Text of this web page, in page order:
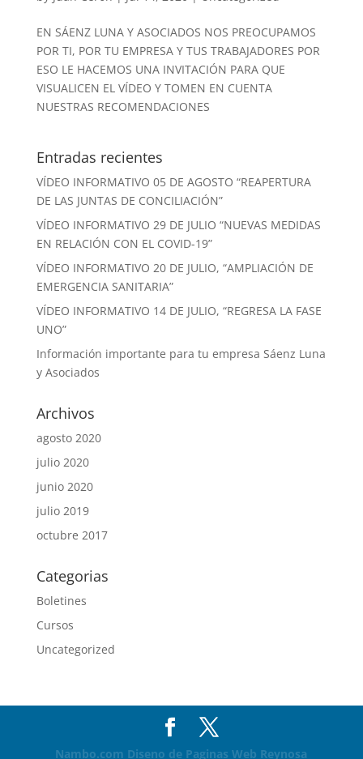
EN SÁENZ LUNA Y ASOCIADOS NOS PREOCUPAMOS
POR TI, POR TU EMPRESA Y TUS TRABAJADORES POR
ESO LE HACEMOS UNA INVITACIÓN PARA QUE
VISUALICEN EL VÍDEO Y TOMEN EN CUENTA
NUESTRAS RECOMENDACIONES
Entradas recientes
VÍDEO INFORMATIVO 05 DE AGOSTO “REAPERTURA
DE LAS JUNTAS DE CONCILIACIÓN”
VÍDEO INFORMATIVO 29 DE JULIO “NUEVAS MEDIDAS
EN RELACIÓN CON EL COVID-19”
VÍDEO INFORMATIVO 20 DE JULIO, “AMPLIACIÓN DE
EMERGENCIA SANITARIA”
VÍDEO INFORMATIVO 14 DE JULIO, “REGRESA LA FASE
UNO”
Información importante para tu empresa Sáenz Luna
y Asociados
Archivos
agosto 2020
julio 2020
junio 2020
julio 2019
octubre 2017
Categorias
Boletines
Cursos
Uncategorized
Nambo.com Diseno de Paginas Web Reynosa